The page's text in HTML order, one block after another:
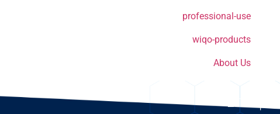
professional-use
wiqo-products
About Us
קישורים